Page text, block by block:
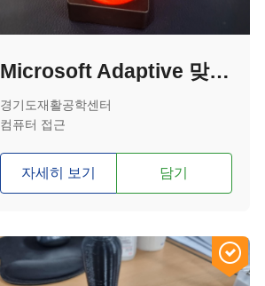
Microsoft Adaptive 맞춤형 조이스틱 손잡이(볼형)
경기도재활공학센터
컴퓨터 접근
자세히 보기 담기